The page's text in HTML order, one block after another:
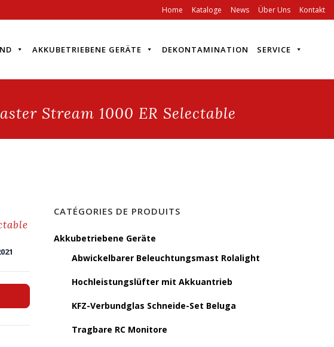
Home Kataloge News Über Uns Kontakt
AKKUBETRIEBENE GERÄTE DEKONTAMINATION SERVICE
Stream 1000 ER Selectable
CATÉGORIES DE PRODUITS
Akkubetriebene Geräte
Abwickelbarer Beleuchtungsmast Rolalight
Hochleistungslüfter mit Akkuantrieb
KFZ-Verbundglas Schneide-Set Beluga
Tragbare RC Monitore